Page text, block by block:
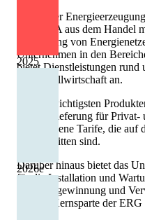
2025
2026e
Neben der
ERG SpA aus dem Handel
Verwaltung von
Unternehmen in den
bietet Dienstleistungen
und Abfallwirtschaft an.
Zu den wichtigsten
und Gaslieferung für
verschiedene Tarife, die
zugeschnitten sind.
Darüber hinaus bietet das
für die Installation und
die Rückgewinnung und
weitere Kernsparte der